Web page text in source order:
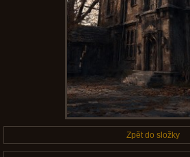
Zpět do složky